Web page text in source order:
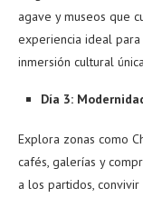
agave y museos que
experiencia ideal
inmersión cultural
Día 3:
Explora zonas como
cafés, galerías y
a los partidos,